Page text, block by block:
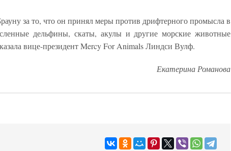
за то, что он принял меры против дрифтерного промысла в
дельфины, скаты, акулы и другие морские животные
вице-президент Mercy For Animals Линдси Вулф.
Екатерина Романова